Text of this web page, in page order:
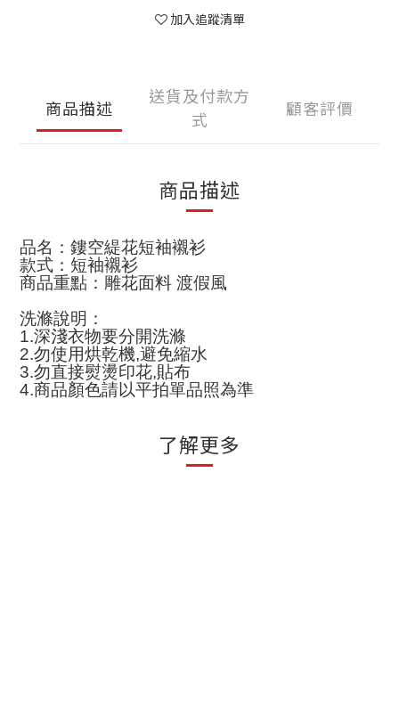
加入追蹤清單
商品描述
送貨及付款方
式
顧客評價
商品描述
品名：鏤空緹花短袖襯衫
款式：短袖襯衫
商品重點：雕花面料 渡假風
洗滌說明 ：
1.深淺衣物要分開洗滌
2.勿使用烘乾機,避免縮水
3.勿直接熨燙印花,貼布
4.商品顏色請以平拍單品照為準
了解更多